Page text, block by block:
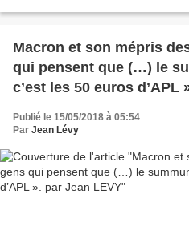
Macron et son mépris
qui pensent que (…) le
c’est les 50 euros d’APL
Publié le 15/05/2018 à 05:54
Par Jean Lévy